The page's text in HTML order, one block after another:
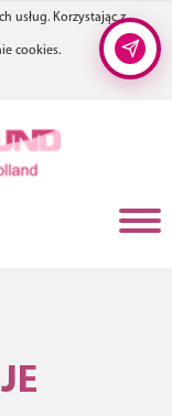
usług. Korzystając z
cookies.